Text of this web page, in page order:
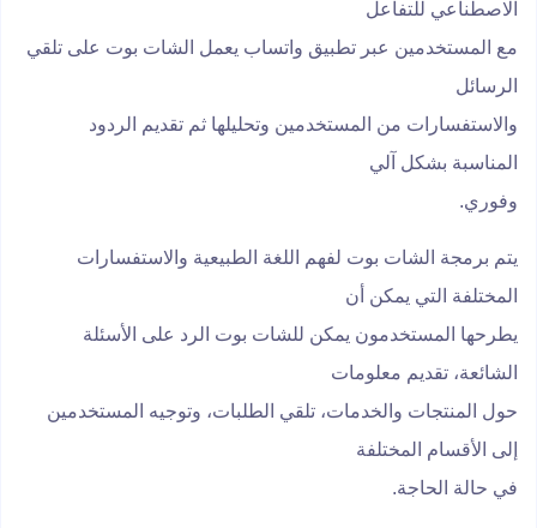
الاصطناعي للتفاعل
مع المستخدمين عبر تطبيق واتساب يعمل الشات بوت على تلقي
الرسائل
والاستفسارات من المستخدمين وتحليلها ثم تقديم الردود
المناسبة بشكل آلي
وفوري.
يتم برمجة الشات بوت لفهم اللغة الطبيعية والاستفسارات
المختلفة التي يمكن أن
يطرحها المستخدمون يمكن للشات بوت الرد على الأسئلة
الشائعة، تقديم معلومات
حول المنتجات والخدمات، تلقي الطلبات، وتوجيه المستخدمين
إلى الأقسام المختلفة
في حالة الحاجة.